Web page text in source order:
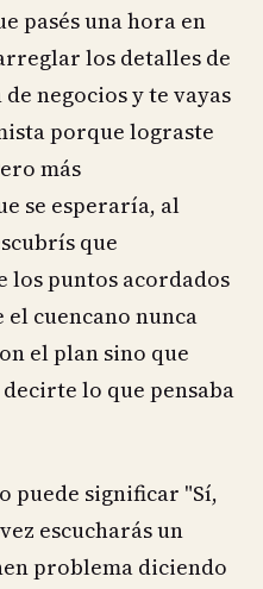
pasés una hora en
los detalles de
negocios y te vayas
porque lograste
más
se esperaría, al
que
los puntos acordados
cuencano nunca
el plan sino que
lo que pensaba
puede significar "Sí,
escucharás un
problema diciendo